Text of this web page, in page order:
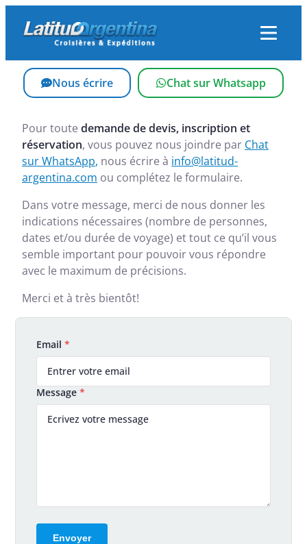
Nous écrire Chat sur Whatsapp
Pour toute demande de devis, inscription et
réservation, vous pouvez nous joindre par Chat
sur WhatsApp, nous écrire à info@latitud-
argentina.com ou complétez le formulaire.
Dans votre message, merci de nous donner les
indications nécessaires (nombre de personnes,
dates et/ou durée de voyage) et tout ce qu’il vous
semble important pour pouvoir vous répondre
avec le maximum de précisions.
Merci et à très bientôt!
Email *
Message *
Envoyer